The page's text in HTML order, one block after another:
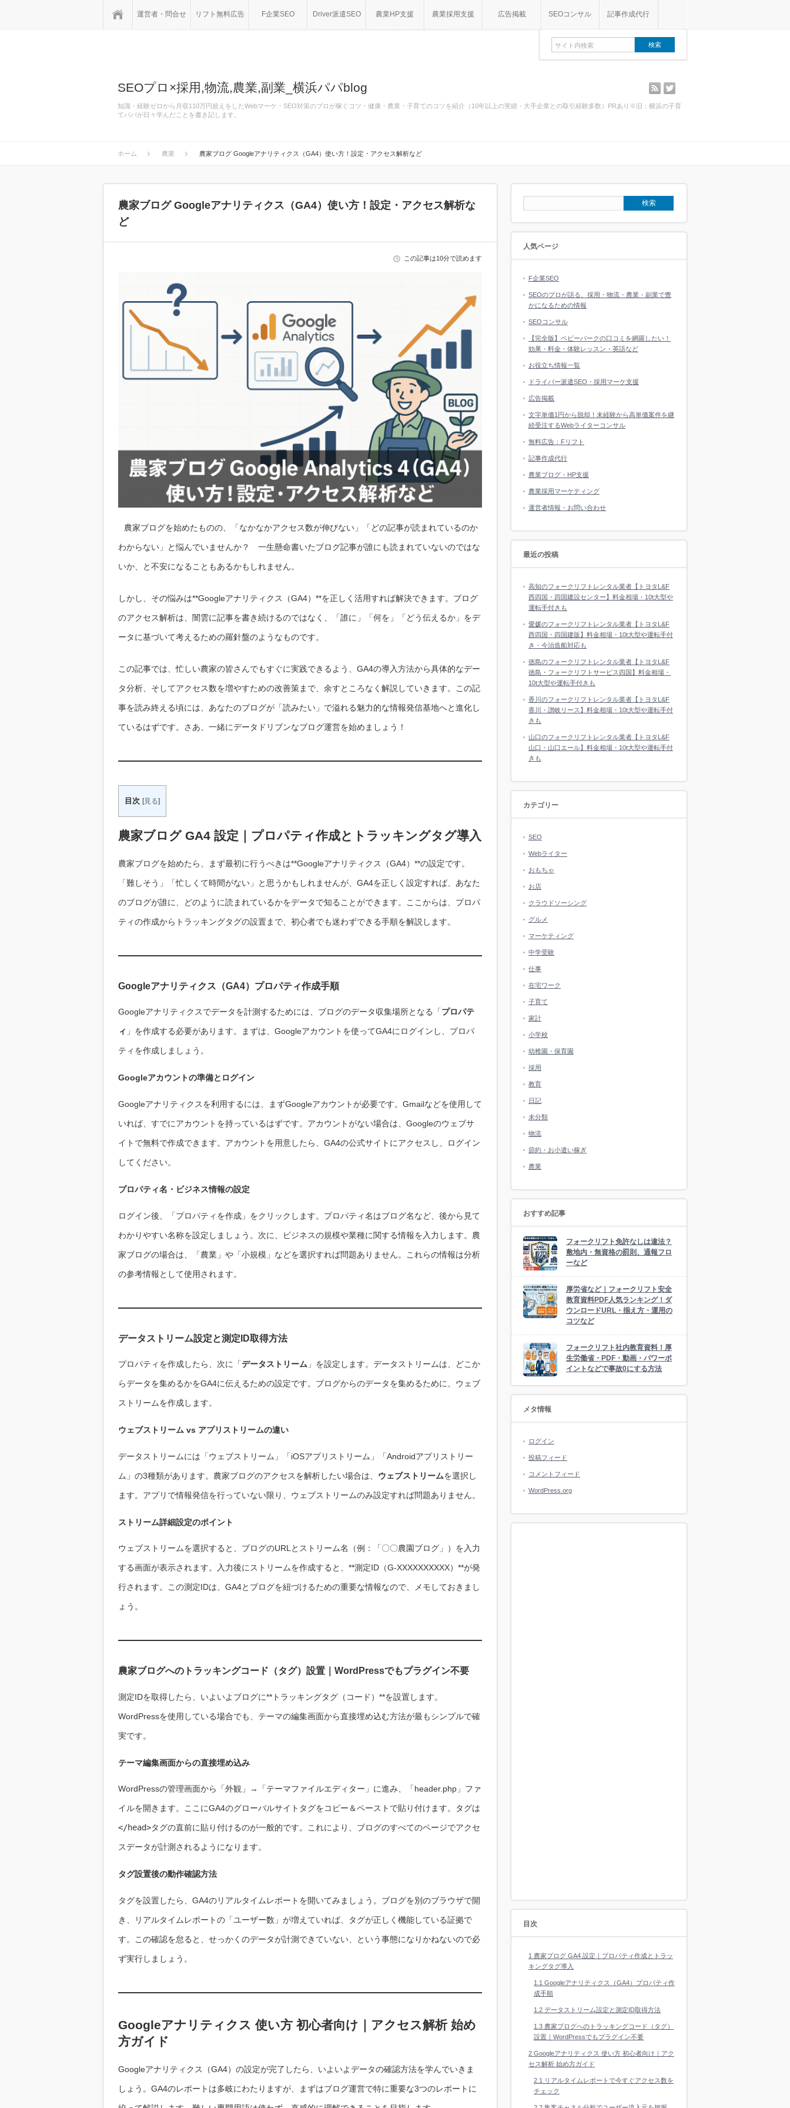
運営者・問合せ リフト無料広告 F企業SEO Driver派遣SEO 農業HP支援 農業採用支援 広告掲載 SEOコンサル 記事作成代行
SEOプロ×採用,物流,農業,副業_横浜パパblog
知識・経験ゼロから月収110万円超えをしたWebマーケ・SEO対策のプロが稼ぐコツ・健康・農業・子育てのコツを紹介（10年以上の実績・大手企業との取引経験多数）PRあり※旧：横浜の子育
てパパが日々学んだことを書き記します。
rss
ホーム 農業 農家ブログ Googleアナリティクス（GA4）使い方！設定・アクセス解析など
農家ブログ Googleアナリティクス（GA4）使い方！設定・アクセス解析な
ど
この記事は10分で読めます
農家ブログを始めたものの、「なかなかアクセス数が伸びない」「どの記事が読まれているのか
わからない」と悩んでいませんか？ 一生懸命書いたブログ記事が誰にも読まれていないのではな
いか、と不安になることもあるかもしれません。
しかし、その悩みは**Googleアナリティクス（GA4）**を正しく活用すれば解決できます。ブログ
のアクセス解析は、闇雲に記事を書き続けるのではなく、「誰に」「何を」「どう伝えるか」をデ
ータに基づいて考えるための羅針盤のようなものです。
この記事では、忙しい農家の皆さんでもすぐに実践できるよう、GA4の導入方法から具体的なデー
タ分析、そしてアクセス数を増やすための改善策まで、余すところなく解説していきます。この記
事を読み終える頃には、あなたのブログが「読みたい」で溢れる魅力的な情報発信基地へと進化し
ているはずです。さあ、一緒にデータドリブンなブログ運営を始めましょう！
目次 [見る]
農家ブログ GA4 設定｜プロパティ作成とトラッキングタグ導入
農家ブログを始めたら、まず最初に行うべきは**Googleアナリティクス（GA4）**の設定です。
「難しそう」「忙しくて時間がない」と思うかもしれませんが、GA4を正しく設定すれば、あなた
のブログが誰に、どのように読まれているかをデータで知ることができます。ここからは、プロパ
ティの作成からトラッキングタグの設置まで、初心者でも迷わずできる手順を解説します。
Googleアナリティクス（GA4）プロパティ作成手順
Googleアナリティクスでデータを計測するためには、ブログのデータ収集場所となる「プロパテ
ィ 」を作成する必要があります。まずは、Googleアカウントを使ってGA4にログインし、プロパ
ティを作成しましょう。
Googleアカウントの準備とログイン
Googleアナリティクスを利用するには、まずGoogleアカウントが必要です。Gmailなどを使用して
いれば、すでにアカウントを持っているはずです。アカウントがない場合は、Googleのウェブサ
イトで無料で作成できます。アカウントを用意したら、GA4の公式サイトにアクセスし、ログイン
してください。
プロパティ名・ビジネス情報の設定
ログイン後、「プロパティを作成」をクリックします。プロパティ名はブログ名など、後から見て
わかりやすい名称を設定しましょう。次に、ビジネスの規模や業種に関する情報を入力します。農
家ブログの場合は、「農業」や「小規模」などを選択すれば問題ありません。これらの情報は分析
の参考情報として使用されます。
データストリーム設定と測定ID取得方法
プロパティを作成したら、次に「データストリーム 」を設定します。データストリームは、どこか
らデータを集めるかをGA4に伝えるための設定です。ブログからのデータを集めるために、ウェブ
ストリームを作成します。
ウェブストリーム vs アプリストリームの違い
データストリームには「ウェブストリーム」「iOSアプリストリーム」「Androidアプリストリー
ム」の3種類があります。農家ブログのアクセスを解析したい場合は、 ウェブストリームを選択し
ます。アプリで情報発信を行っていない限り、ウェブストリームのみ設定すれば問題ありません。
ストリーム詳細設定のポイント
ウェブストリームを選択すると、ブログのURLとストリーム名（例：「〇〇農園ブログ」）を入力
する画面が表示されます。入力後にストリームを作成すると、**測定ID（G-XXXXXXXXXX）**が発
行されます。この測定IDは、GA4とブログを紐づけるための重要な情報なので、メモしておきまし
ょう。
農家ブログへのトラッキングコード（タグ）設置｜WordPressでもプラグイン不要
測定IDを取得したら、いよいよブログに**トラッキングタグ（コード）**を設置します。
WordPressを使用している場合でも、テーマの編集画面から直接埋め込む方法が最もシンプルで確
実です。
テーマ編集画面からの直接埋め込み
WordPressの管理画面から「外観」→「テーマファイルエディター」に進み、「header.php」ファ
イルを開きます。ここにGA4のグローバルサイトタグをコピー＆ペーストで貼り付けます。タグは
</head>タグの直前に貼り付けるのが一般的です。これにより、ブログのすべてのページでアクセ
スデータが計測されるようになります。
タグ設置後の動作確認方法
タグを設置したら、GA4のリアルタイムレポートを開いてみましょう。ブログを別のブラウザで開
き、リアルタイムレポートの「ユーザー数」が増えていれば、タグが正しく機能している証拠で
す。この確認を怠ると、せっかくのデータが計測できていない、という事態になりかねないので必
ず実行しましょう。
Googleアナリティクス 使い方 初心者向け｜アクセス解析 始め
方ガイド
Googleアナリティクス（GA4）の設定が完了したら、いよいよデータの確認方法を学んでいきま
しょう。GA4のレポートは多岐にわたりますが、まずはブログ運営で特に重要な3つのレポートに
人気ページ
F企業SEO
SEOのプロが語る、採用・物流・農業・副業で豊
かになるための情報
SEOコンサル
【完全版】ベビーパークの口コミを網羅したい！
効果・料金・体験レッスン・英語など
お役立ち情報一覧
ドライバー派遣SEO・採用マーケ支援
広告掲載
文字単価1円から脱却！未経験から高単価案件を継
続受注するWebライターコンサル
無料広告：Fリフト
記事作成代行
農業ブログ・HP支援
農業採用マーケティング
運営者情報・お問い合わせ
最近の投稿
高知のフォークリフトレンタル業者【トヨタL&F
西四国・四国建設センター】料金相場・10t大型や
運転手付きも
愛媛のフォークリフトレンタル業者【トヨタL&F
西四国・四国建販】料金相場・10t大型や運転手付
き・今治造船対応も
徳島のフォークリフトレンタル業者【トヨタL&F
徳島・フォークリフトサービス四国】料金相場・
10t大型や運転手付きも
香川のフォークリフトレンタル業者【トヨタL&F
香川・讃岐リース】料金相場・10t大型や運転手付
きも
山口のフォークリフトレンタル業者【トヨタL&F
山口・山口エール】料金相場・10t大型や運転手付
きも
カテゴリー
SEO
Webライター
おもちゃ
お店
クラウドソーシング
グルメ
マーケティング
中学受験
仕事
在宅ワーク
子育て
家計
小学校
幼稚園・保育園
採用
教育
日記
未分類
物流
節約・お小遣い稼ぎ
農業
おすすめ記事
フォークリフト免許なしは違法？
敷地内・無資格の罰則、通報フロ
ーなど
厚労省など｜フォークリフト安全
教育資料PDF人気ランキング！ダ
ウンロードURL・揃え方・運用の
コツなど
フォークリフト社内教育資料！厚
生労働省・PDF・動画・パワーポ
イントなどで事故0にする方法
メタ情報
ログイン
投稿フィード
コメントフィード
WordPress.org
目次
1 農家ブログ GA4 設定｜プロパティ作成とトラッ
キングタグ導入
1.1 Googleアナリティクス（GA4）プロパティ作
成手順
1.2 データストリーム設定と測定ID取得方法
1.3 農家ブログへのトラッキングコード（タグ）
設置｜WordPressでもプラグイン不要
2 Googleアナリティクス 使い方 初心者向け｜アク
セス解析 始め方ガイド
2.1 リアルタイムレポートで今すぐアクセス数を
チェック